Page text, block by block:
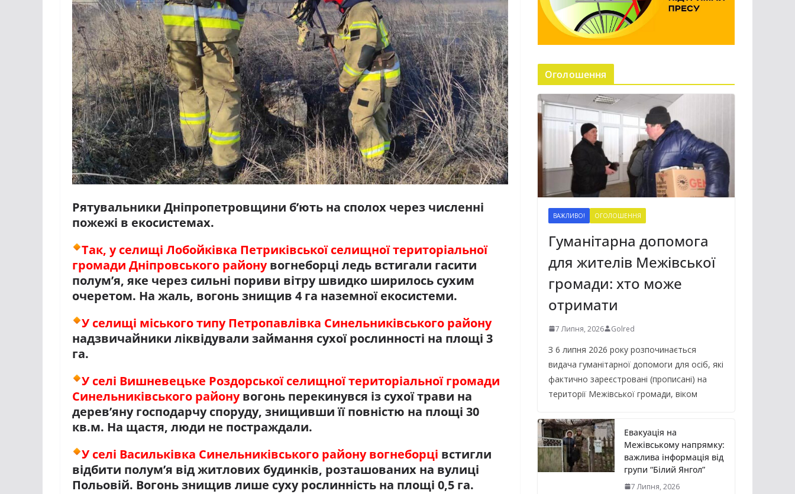
Рятувальники Дніпропетровщини б’ють на сполох через численні
пожежі в екосистемах.
Так, у селищі Лобойківка Петриківської селищної територіальної
громади Дніпровського районувогнеборці ледь встигали гасити
полум’я, яке через сильні пориви вітру швидко ширилось сухим
очеретом. На жаль, вогонь знищив 4 га наземної екосистеми.
У селищі міського типу Петропавлівка Синельниківського району
надзвичайники ліквідували займання сухої рослинності на площі 3
га.
У селі Вишневецьке Роздорської селищної територіальної громади
Синельниківського районувогонь перекинувся із сухої трави на
дерев’яну господарчу споруду, знищивши її повністю на площі 30
кв.м. На щастя, люди не постраждали.
У селі Васильківка Синельниківського району вогнеборці встигли
відбити полум’я від житлових будинків, розташованих на вулиці
Польовій. Вогонь знищив лише суху рослинність на площі 0,5 га.
Оголошення
ВАЖЛИВО! ОГОЛОШЕННЯ
Гуманітарна допомога
для жителів Межівської
громади: хто може
отримати
7 Липня, 2026 Golred
З 6 липня 2026 року розпочинається
видача гуманітарної допомоги для осіб, які
фактично зареєстровані (прописані) на
території Межівської громади, віком
Евакуація на
Межівському напрямку:
важлива інформація від
групи “Білий Янгол”
7 Липня, 2026